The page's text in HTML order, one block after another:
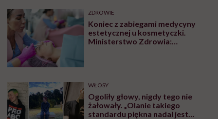
ZDROWIE
Koniec z zabiegami medycyny
estetycznej u kosmetyczki.
Ministerstwo Zdrowia:
WŁOSY
Ogoliły głowy, nigdy tego nie
żałowały. „Olanie takiego
standardu piękna nadal jest